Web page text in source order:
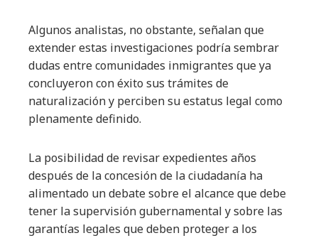
Algunos analistas, no obstante, señalan que
extender estas investigaciones podría sembrar
dudas entre comunidades inmigrantes que ya
concluyeron con éxito sus trámites de
naturalización y perciben su estatus legal como
plenamente definido.
La posibilidad de revisar expedientes años
después de la concesión de la ciudadanía ha
alimentado un debate sobre el alcance que debe
tener la supervisión gubernamental y sobre las
garantías legales que deben proteger a los